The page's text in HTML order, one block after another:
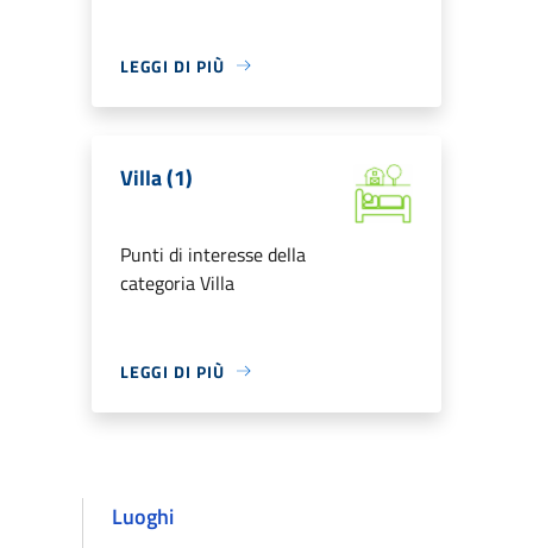
LEGGI DI PIÙ
Villa (1)
Punti di interesse della
categoria Villa
LEGGI DI PIÙ
Luoghi